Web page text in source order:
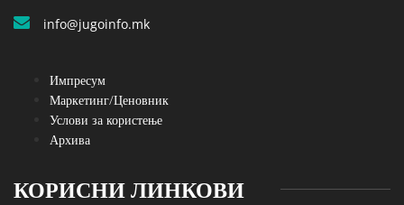
info@jugoinfo.mk
Импресум
Маркетинг/Ценовник
Услови за користење
Архива
КОРИСНИ ЛИНКОВИ